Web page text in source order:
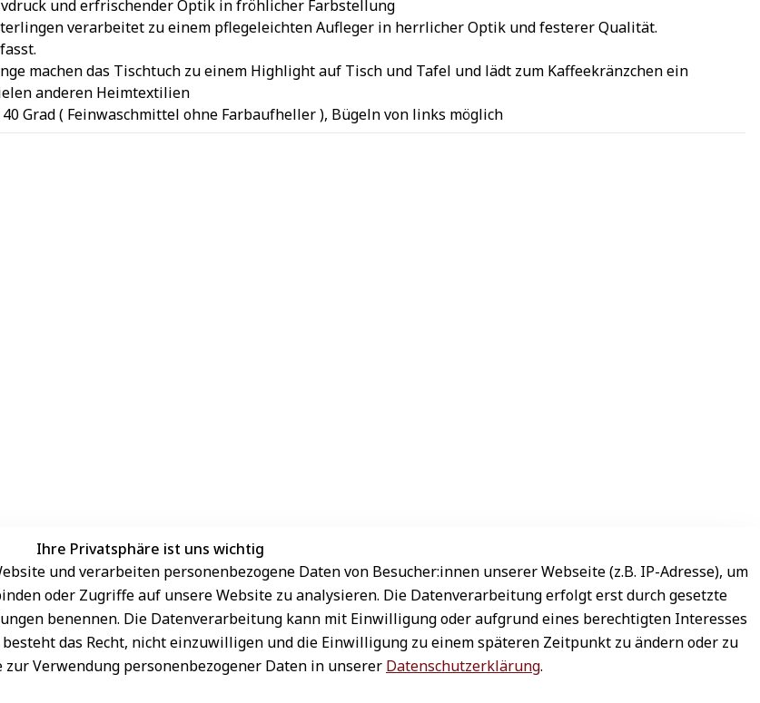
und erfrischender Optik in fröhlicher Farbstellung
verarbeitet zu einem pflegeleichten Aufleger in herrlicher Optik und festerer Qualität.
machen das Tischtuch zu einem Highlight auf Tisch und Tafel und lädt zum Kaffeekränzchen ein
anderen Heimtextilien
Grad ( Feinwaschmittel ohne Farbaufheller ), Bügeln von links möglich
Ihre Privatsphäre ist uns wichtig
und verarbeiten personenbezogene Daten von Besucher:innen unserer Webseite (z.B. IP-Adresse), um
oder Zugriffe auf unsere Website zu analysieren. Die Datenverarbeitung erfolgt erst durch gesetzte
benennen. Die Datenverarbeitung kann mit Einwilligung oder aufgrund eines berechtigten Interesses
das Recht, nicht einzuwilligen und die Einwilligung zu einem späteren Zeitpunkt zu ändern oder zu
Verwendung personenbezogener Daten in unserer Datenschutzerklärung.
Sichere Zahlungsarten
Schneller Versand